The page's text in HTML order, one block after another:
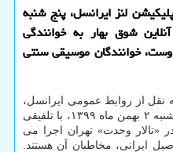
لنز ایرانسل، پنج شنبه
شوق بهار به خوانندگی
خوانندگان موسیقی سنتی
نقل از روابط عمومی ایرانسل،
این کنسرت آنلاین، ساعت ۲۱ پنج شنبه ۲ بهمن ماه ۱۳۹۹، با تلفیقی
«تالار وحدت» تهران اجرا می
ایرانی، مخاطبان آن هستند.